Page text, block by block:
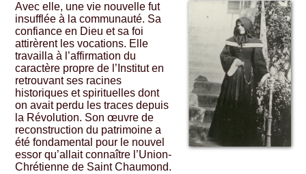
Avec elle, une vie nouvelle fut
insufflée à la communauté. Sa
confiance en Dieu et sa foi
attirèrent les vocations. Elle
travailla à l’affirmation du
caractère propre de l’Institut en
retrouvant ses racines
historiques et spirituelles dont
on avait perdu les traces depuis
la Révolution. Son œuvre de
reconstruction du patrimoine a
été fondamental pour le nouvel
essor qu’allait connaître l’Union-
Chrétienne de Saint Chaumond.